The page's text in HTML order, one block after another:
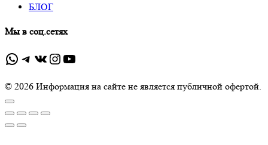
БЛОГ
Мы в соц.сетях
WhatsApp
Telegram
ВКонтакте
Instagram
YouTube
© 2026 Информация на сайте не является публичной офертой.